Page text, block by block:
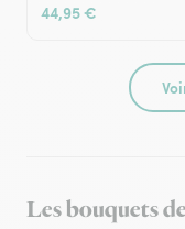
44,95 €
Les bouquets